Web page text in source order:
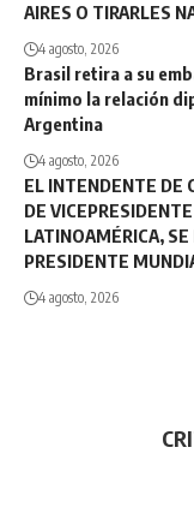
AIRES O TIRARLES
4 agosto, 2026
Brasil retira a su
mínimo la relación
Argentina
4 agosto, 2026
EL INTENDENTE DE
DE
LATINOAMÉRICA,
PRESIDENTE
4 agosto, 2026